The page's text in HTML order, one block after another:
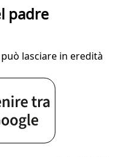
padre
lasciare in eredità